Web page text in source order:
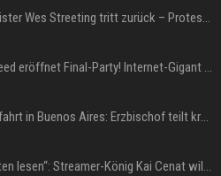
Großbritannien: Minister Wes Streeting tritt zurück – Protest gegen Keir Starmer
WM 2026: IShowSpeed eröffnet Final-Party! Internet-Gigant singt einen Song
San-Cayetano-Wallfahrt in Buenos Aires: Erzbischof teilt kräftig gegen Javier Milei aus
„Jeden Tag 20 Minuten lesen“: Streamer-König Kai Cenat will wortgewandter werden und seine Community mit ihm